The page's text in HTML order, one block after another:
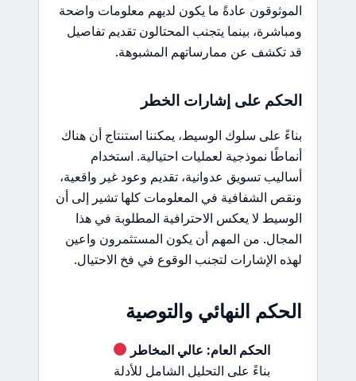
الموثوقون عادةً ما يكون لديهم معلومات واضحة
ومباشرة، بينما يتجنب المحتالون تقديم تفاصيل
قد تكشف عن ممارساتهم المشبوهة.
الحكم على إشارات الخطر
بناءً على سلوك الوسيط، يمكننا استنتاج أن هناك
أنماطًا نموذجية لعمليات احتيالية. استخدام
أساليب تسويق عدوانية، تقديم وعود غير واقعية،
ونقص الشفافية في المعلومات كلها تشير إلى أن
الوسيط لا يعكس الاحترافية المطلوبة في هذا
المجال. من المهم أن يكون المستثمرون واعين
لهذه الإشارات لتجنب الوقوع في فخ الاحتيال.
الحكم النهائي والتوصية
الحكم العام: عالي المخاطر
بناءً على التحليل الشامل للأدلة